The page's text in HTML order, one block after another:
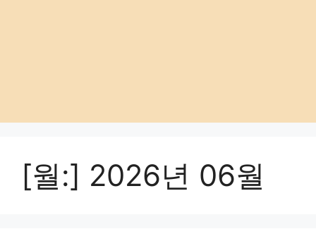
[월:] 2026년 06월